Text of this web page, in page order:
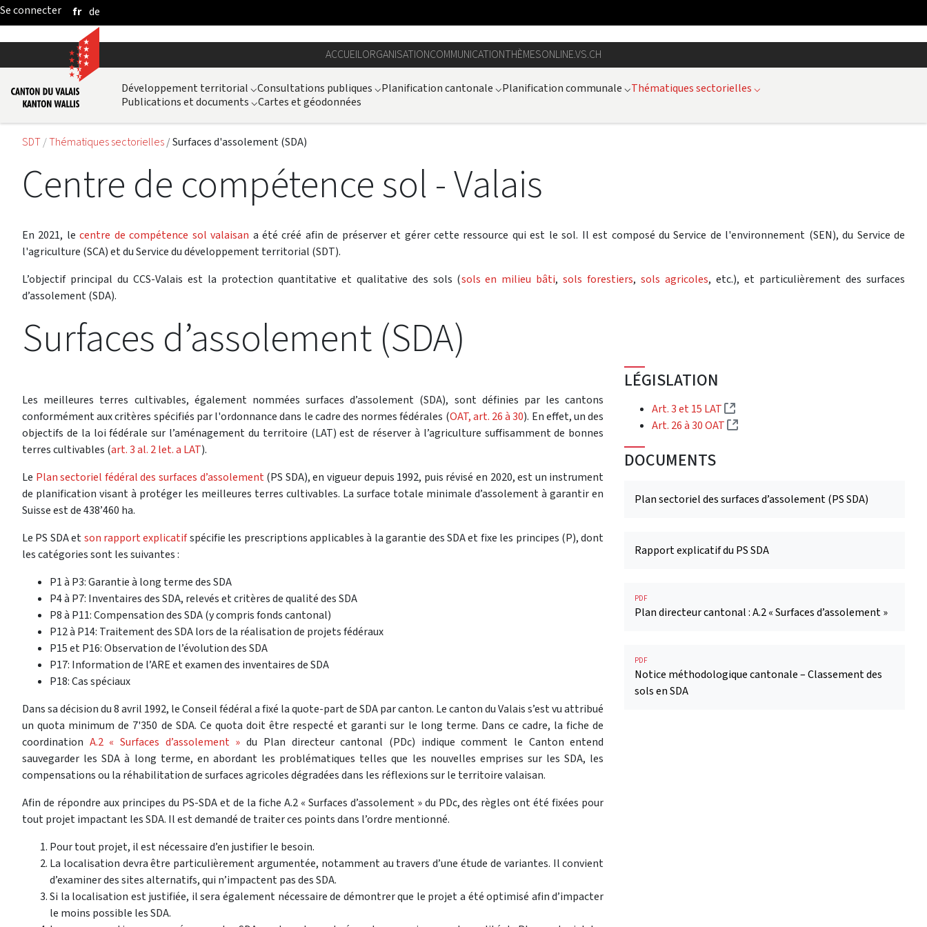
Saut au contenu principal
fr de
ACCUEILORGANISATIONCOMMUNICATIONTHÈMESONLINE.VS.CH
Développement territorial ⌵Consultations publiques ⌵Planification cantonale ⌵Planification communale ⌵Thématiques sectorielles ⌵
Publications et documents ⌵Cartes et géodonnées
SDT Thématiques sectorielles Surfaces d'assolement (SDA)
Centre de compétence sol - Valais
En 2021, lecentre de compétence sol valaisan a été créé afin de préserver et gérer cette ressource qui est le sol. Il est composé du Service de l'environnement (SEN), du Service de
l'agriculture (SCA) et du Service du développement territorial (SDT).
L’objectif principal du CCS-Valais est la protection quantitative et qualitative des sols (sols en milieu bâti,sols forestiers,sols agricoles, etc.), et particulièrement des surfaces
d’assolement (SDA).
Surfaces d’assolement (SDA)
Les meilleures terres cultivables, également nommées surfaces d’assolement (SDA), sont définies par les cantons
conformément aux critères spécifiés par l'ordonnance dans le cadre des normes fédérales (OAT, art. 26 à 30). En effet, un des
objectifs de la loi fédérale sur l’aménagement du territoire (LAT) est de réserver à l’agriculture suffisamment de bonnes
terres cultivables (art. 3 al. 2 let. a LAT).
Le Plan sectoriel fédéral des surfaces d’assolement(PS SDA), en vigueur depuis 1992, puis révisé en 2020, est un instrument
de planification visant à protéger les meilleures terres cultivables. La surface totale minimale d’assolement à garantir en
Suisse est de 438’460 ha.
Le PS SDA etson rapport explicatifspécifie les prescriptions applicables à la garantie des SDA et fixe les principes (P), dont
les catégories sont les suivantes :
P1 à P3: Garantie à long terme des SDA
P4 à P7: Inventaires des SDA, relevés et critères de qualité des SDA
P8 à P11: Compensation des SDA (y compris fonds cantonal)
P12 à P14: Traitement des SDA lors de la réalisation de projets fédéraux
P15 et P16: Observation de l’évolution des SDA
P17: Information de l’ARE et examen des inventaires de SDA
P18: Cas spéciaux
Dans sa décision du 8 avril 1992, le Conseil fédéral a fixé la quote-part de SDA par canton. Le canton du Valais s’est vu attribué
un quota minimum de 7'350 de SDA. Ce quota doit être respecté et garanti sur le long terme. Dans ce cadre, la fiche de
coordination A.2 « Surfaces d’assolement » du Plan directeur cantonal (PDc) indique comment le Canton entend
sauvegarder les SDA à long terme, en abordant les problématiques telles que les nouvelles emprises sur les SDA, les
compensations ou la réhabilitation de surfaces agricoles dégradées dans les réflexions sur le territoire valaisan.
Afin de répondre aux principes du PS-SDA et de la fiche A.2 « Surfaces d’assolement » du PDc, des règles ont été fixées pour
tout projet impactant les SDA. Il est demandé de traiter ces points dans l’ordre mentionné.
Pour tout projet, il est nécessaire d’en justifier le besoin.
La localisation devra être particulièrement argumentée, notamment au travers d’une étude de variantes. Il convient
d’examiner des sites alternatifs, qui n’impactent pas des SDA.
Si la localisation est justifiée, il sera également nécessaire de démontrer que le projet a été optimisé afin d’impacter
le moins possible les SDA.
LÉGISLATION
Art. 3 et 15 LAT
(Lien externe)
Art. 26 à 30 OAT
(Lien externe)
DOCUMENTS
Plan sectoriel des surfaces d’assolement (PS SDA)
Rapport explicatif du PS SDA
PDF
Plan directeur cantonal : A.2 « Surfaces d’assolement »
PDF
Notice méthodologique cantonale – Classement des
sols en SDA